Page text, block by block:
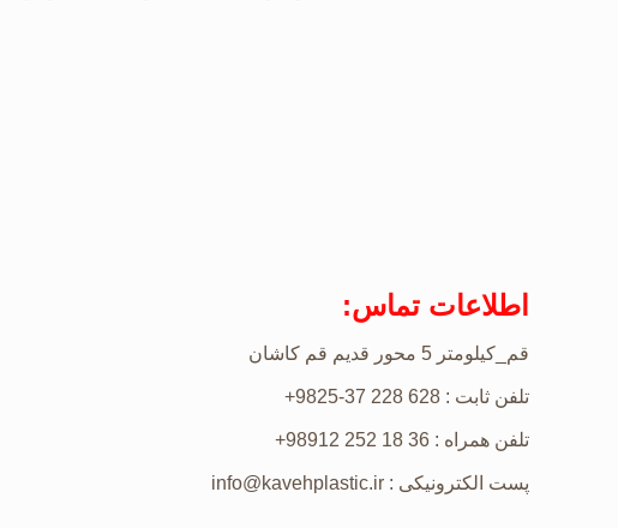
اطلاعات تماس:
قم_کیلومتر 5 محور قدیم قم کاشان
تلفن ثابت : 628 228 37-9825+
تلفن همراه : 36 18 252 98912+
پست الکترونیکی : info@kavehplastic.ir